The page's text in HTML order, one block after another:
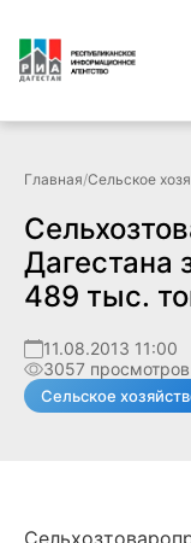
Главная/Сельское
Дагестана
489 тыс.
11.08.2013 11:00
3057 просмотров
Сельское